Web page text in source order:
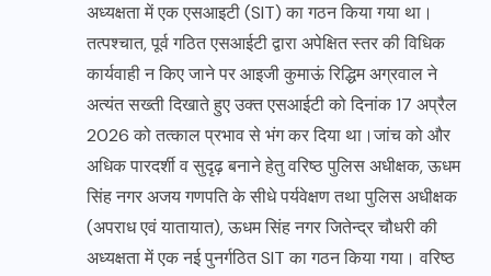
अध्यक्षता में एक एसआइटी (SIT) का गठन किया गया था।
तत्पश्चात, पूर्व गठित एसआईटी द्वारा अपेक्षित स्तर की विधिक
कार्यवाही न किए जाने पर आइजी कुमाऊं रिद्धिम अग्रवाल ने
अत्यंत सख्ती दिखाते हुए उक्त एसआईटी को दिनांक 17 अप्रैल
2026 को तत्काल प्रभाव से भंग कर दिया था।जांच को और
अधिक पारदर्शी व सुदृढ़ बनाने हेतु वरिष्ठ पुलिस अधीक्षक, ऊधम
सिंह नगर अजय गणपति के सीधे पर्यवेक्षण तथा पुलिस अधीक्षक
(अपराध एवं यातायात), ऊधम सिंह नगर जितेन्द्र चौधरी की
अध्यक्षता में एक नई पुनर्गठित SIT का गठन किया गया। वरिष्ठ